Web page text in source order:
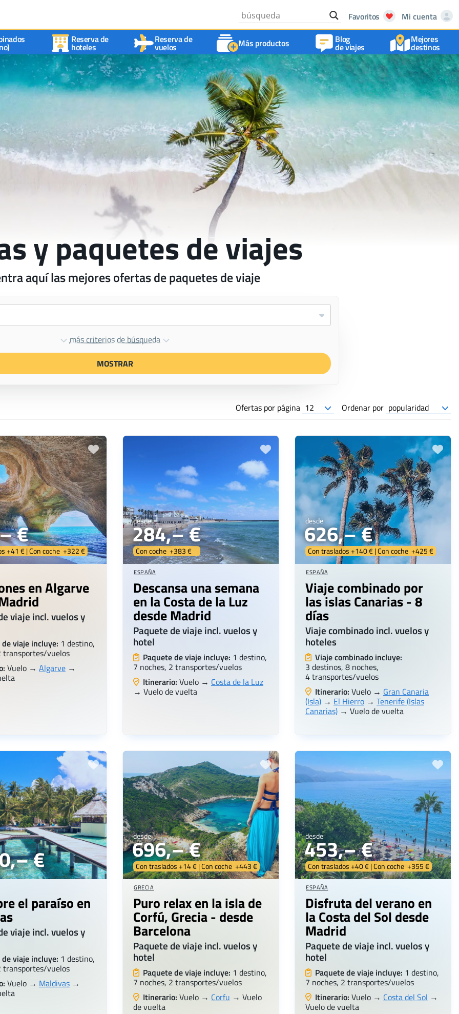
Favoritos
Mi cuenta
Reserva de
hoteles
Reserva de
vuelos Más productos Blog
de viajes
Mejores
destinos
y paquetes de viajes
aquí las mejores ofertas de paquetes de viaje
más criterios de búsqueda
MOSTRAR
Ofertas por página Ordenar por
€
+41 € | Con coche +322 €
en Algarve
viaje incl. vuelos y
viaje incluye: 1 destino,
transportes/vuelos
Vuelo → Algarve →
desde
284,– €
Con coche +383 €
ESPAÑA
Descansa una semana
en la Costa de la Luz
desde Madrid
Paquete de viaje incl. vuelos y
hotel
Paquete de viaje incluye: 1 destino,
7 noches, 2 transportes/vuelos
Itinerario: Vuelo → Costa de la Luz
→ Vuelo de vuelta
desde
626,– €
Con traslados +140 € | Con coche +425 €
ESPAÑA
Viaje combinado por
las islas Canarias - 8
días
Viaje combinado incl. vuelos y
hoteles
Viaje combinado incluye:
3 destinos, 8 noches,
4 transportes/vuelos
Itinerario: Vuelo → Gran Canaria
(Isla) → El Hierro → Tenerife (Islas
Canarias) → Vuelo de vuelta
€
el paraíso en
viaje incl. vuelos y
viaje incluye: 1 destino,
transportes/vuelos
Vuelo → Maldivas →
desde
696,– €
Con traslados +14 € | Con coche +443 €
GRECIA
Puro relax en la isla de
Corfú, Grecia - desde
Barcelona
Paquete de viaje incl. vuelos y
hotel
Paquete de viaje incluye: 1 destino,
7 noches, 2 transportes/vuelos
Itinerario: Vuelo → Corfu → Vuelo
de vuelta
desde
453,– €
Con traslados +40 € | Con coche +355 €
ESPAÑA
Disfruta del verano en
la Costa del Sol desde
Madrid
Paquete de viaje incl. vuelos y
hotel
Paquete de viaje incluye: 1 destino,
7 noches, 2 transportes/vuelos
Itinerario: Vuelo → Costa del Sol →
Vuelo de vuelta